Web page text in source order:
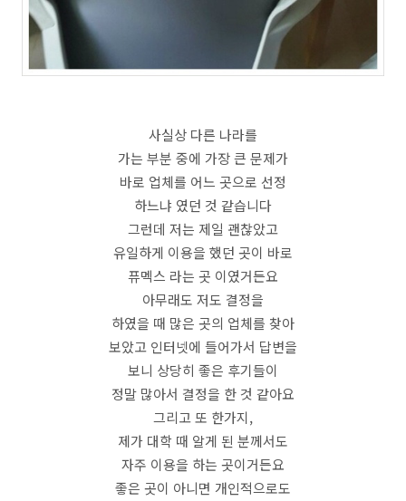
사실상 다른 나라를
가는 부분 중에 가장 큰 문제가
바로 업체를 어느 곳으로 선정
하느냐 였던 것 같습니다
그런데 저는 제일 괜찮았고
유일하게 이용을 했던 곳이 바로
퓨멕스 라는 곳 이였거든요
아무래도 저도 결정을
하였을 때 많은 곳의 업체를 찾아
보았고 인터넷에 들어가서 답변을
보니 상당히 좋은 후기들이
정말 많아서 결정을 한 것 같아요
그리고 또 한가지,
제가 대학 때 알게 된 분께서도
자주 이용을 하는 곳이거든요
좋은 곳이 아니면 개인적으로도